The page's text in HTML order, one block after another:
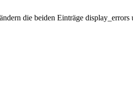
die beiden Einträge display_errors